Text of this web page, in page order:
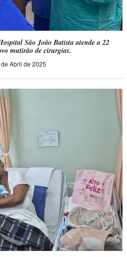
São João Batista atende a 22
mutirão de cirurgias.
Abril de 2025